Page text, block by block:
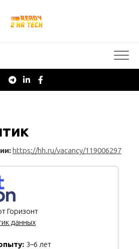
https://hh.ru/vacancy/119006297
Горизонт
данных
3–6 лет